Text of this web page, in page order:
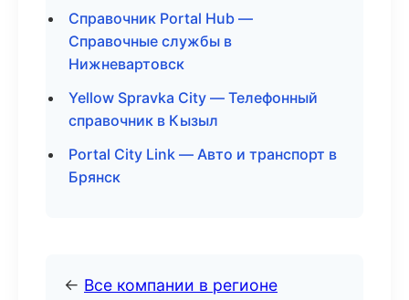
Справочник Portal Hub —
Справочные службы в
Нижневартовск
Yellow Spravka City — Телефонный
справочник в Кызыл
Portal City Link — Авто и транспорт в
Брянск
← Все компании в регионе